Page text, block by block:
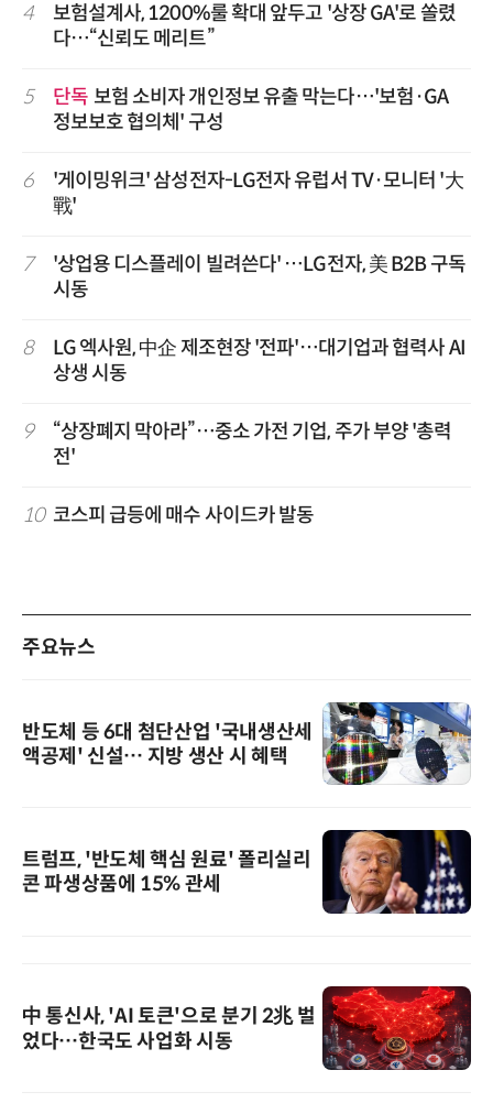
4
보험설계사, 1200%룰 확대 앞두고 '상장 GA'로 쏠렸
다…“신뢰도 메리트”
5 단독 보험 소비자 개인정보 유출 막는다…'보험·GA
정보보호 협의체' 구성
6
'게이밍위크' 삼성전자-LG전자 유럽서 TV·모니터 '大
戰'
7
'상업용 디스플레이 빌려쓴다' …LG전자, 美 B2B 구독
시동
8
LG 엑사원, 中企 제조현장 '전파'…대기업과 협력사 AI
상생 시동
9
“상장폐지 막아라”…중소 가전 기업, 주가 부양 '총력
전'
10 코스피 급등에 매수 사이드카 발동
주요뉴스
반도체 등 6대 첨단산업 '국내생산세
액공제' 신설… 지방 생산 시 혜택
트럼프, '반도체 핵심 원료' 폴리실리
콘 파생상품에 15% 관세
中 통신사, 'AI 토큰'으로 분기 2兆 벌
었다…한국도 사업화 시동